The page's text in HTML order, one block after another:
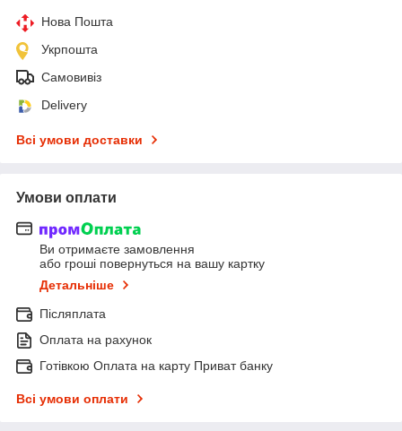
Нова Пошта
Укрпошта
Самовивіз
Delivery
Всі умови доставки
Умови оплати
Ви отримаєте замовлення
або гроші повернуться на вашу картку
Детальніше
Післяплата
Оплата на рахунок
Готівкою Оплата на карту Приват банку
Всі умови оплати